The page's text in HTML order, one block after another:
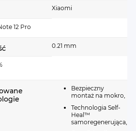
Xiaomi
12 Pro
0.21 mm
Bezpieczny
montaż na mokro,
Technologia Self-
Heal™
samoregenerująca,